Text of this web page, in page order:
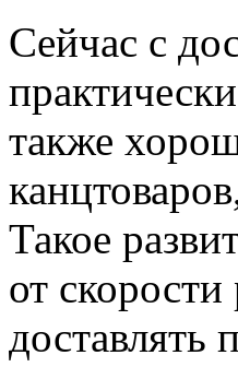
Сейчас с
также
Такое
от
доставлять